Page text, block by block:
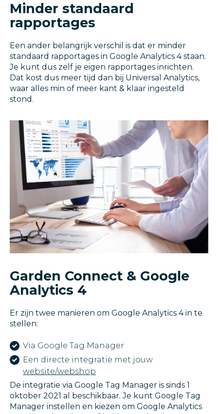
Minder standaard
rapportages
Een ander belangrijk verschil is dat er minder
standaard rapportages in Google Analytics 4 staan.
Je kunt dus zelf je eigen rapportages inrichten.
Dat kost dus meer tijd dan bij Universal Analytics,
waar alles min of meer kant & klaar ingesteld
stond.
Garden Connect & Google
Analytics 4
Er zijn twee manieren om Google Analytics 4 in te
stellen:
Via Google Tag Manager
Een directe integratie met jouw
website/webshop
De integratie via Google Tag Manager is sinds 1
oktober 2021 al beschikbaar. Je kunt Google Tag
Manager instellen en kiezen om Google Analytics